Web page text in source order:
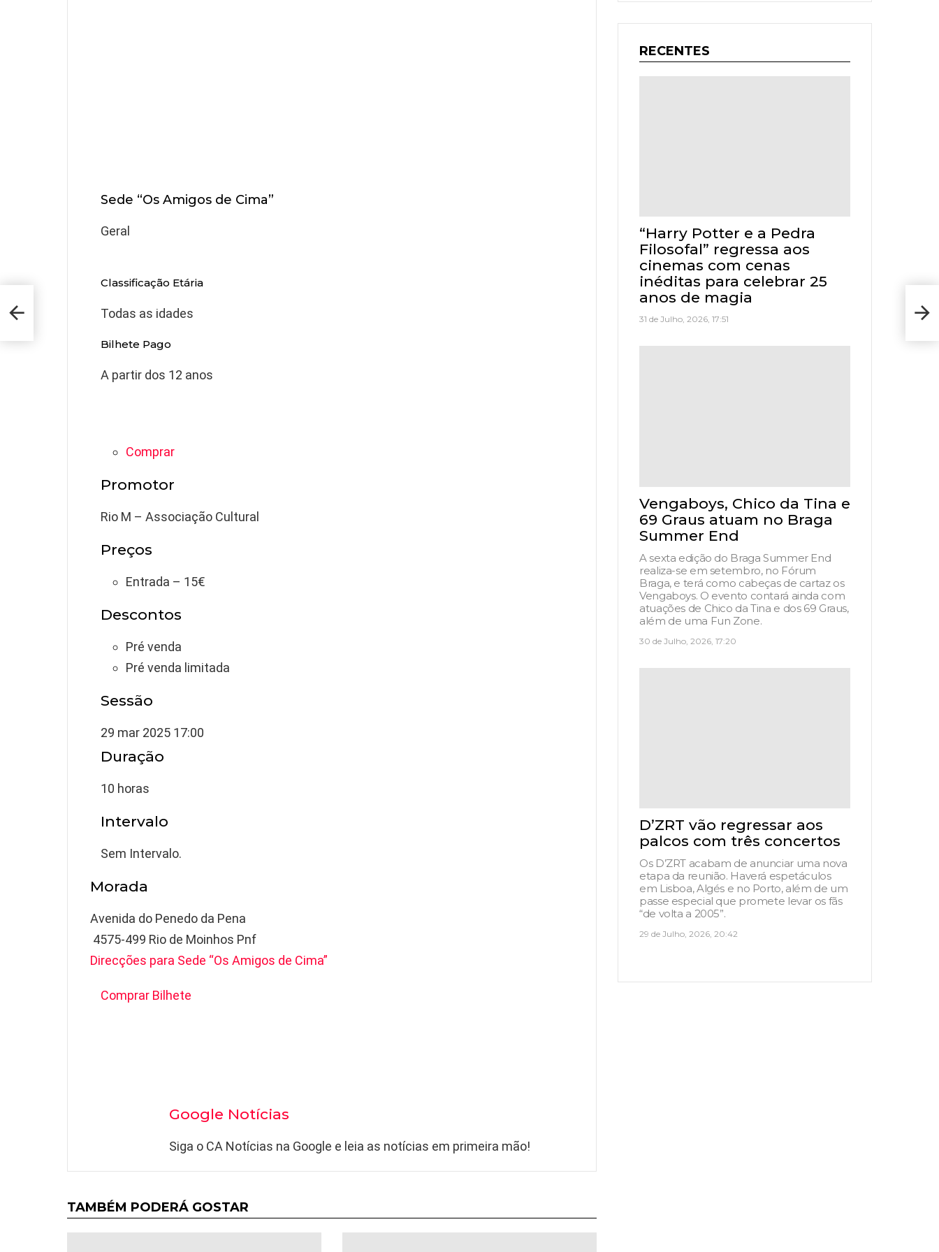
Sede “Os Amigos de Cima”
Geral
Classificação Etária
Todas as idades
Bilhete Pago
A partir dos 12 anos
Comprar
Promotor
Rio M – Associação Cultural
Preços
Entrada – 15€
Descontos
Pré venda
Pré venda limitada
Sessão
29 mar 2025 17:00
Duração
10 horas
Intervalo
Sem Intervalo.
Morada
Avenida do Penedo da Pena
4575-499 Rio de Moinhos Pnf
Direcções para Sede “Os Amigos de Cima”
Comprar Bilhete
Google Notícias
Siga o CA Notícias na Google e leia as notícias em primeira mão!
TAMBÉM PODERÁ GOSTAR
RECENTES
“Harry Potter e a Pedra
Filosofal” regressa aos
cinemas com cenas
inéditas para celebrar 25
anos de magia
31 de Julho, 2026, 17:51
Vengaboys, Chico da Tina e
69 Graus atuam no Braga
Summer End
A sexta edição do Braga Summer End
realiza-se em setembro, no Fórum
Braga, e terá como cabeças de cartaz os
Vengaboys. O evento contará ainda com
atuações de Chico da Tina e dos 69 Graus,
além de uma Fun Zone.
30 de Julho, 2026, 17:20
D’ZRT vão regressar aos
palcos com três concertos
Os D’ZRT acabam de anunciar uma nova
etapa da reunião. Haverá espetáculos
em Lisboa, Algés e no Porto, além de um
passe especial que promete levar os fãs
“de volta a 2005”.
29 de Julho, 2026, 20:42